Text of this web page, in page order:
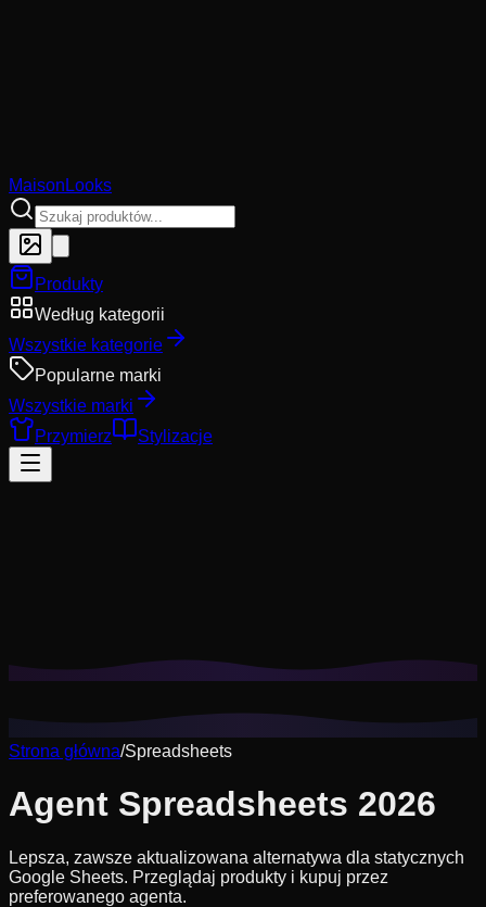
MaisonLooks
Produkty
Według kategorii
Wszystkie kategorie
Popularne marki
Wszystkie marki
Przymierz
Stylizacje
Strona główna/Spreadsheets
Agent Spreadsheets 2026
Lepsza, zawsze aktualizowana alternatywa dla statycznych
Google Sheets. Przeglądaj produkty i kupuj przez
preferowanego agenta.